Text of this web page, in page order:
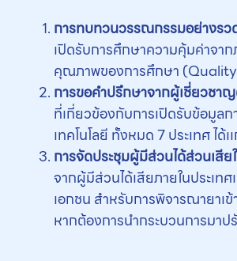
การทบทวนวรรณกรรมอย่างรว
เปิดรับการศึกษาความคุ้มค่าจ
คุณภาพของการศึกษา
การขอคำปรึกษาจากผู้เชี่ยวชา
ที่เกี่ยวข้องกับการเปิดรับข้อมูล
เทคโนโลยี ทั้งหมด 7 ประเทศ ไ
การจัดประชุมผู้มีส่วนได้ส่วนเสีย
จากผู้มีส่วนได้เสียภายในประเท
เอกชน สำหรับการพิจารณายาเ
หากต้องการนำกระบวนการมาปรั